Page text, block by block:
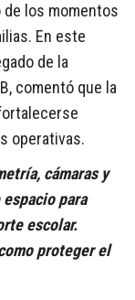
los momentos
En este
de la
comentó que la
operativas.
cámaras y
para
escolar.
proteger el